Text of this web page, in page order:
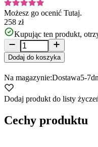
Możesz go ocenić Tutaj.
258 zł
Kupując ten produkt,
Dodaj do koszyka
Na magazynie:Dostawa5-7
Dodaj produkt do listy
Cechy produktu